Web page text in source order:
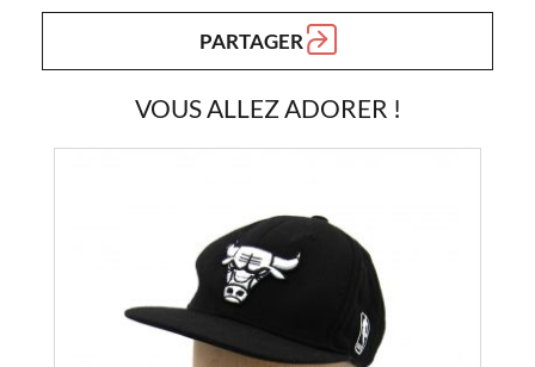
PARTAGER
VOUS ALLEZ ADORER !